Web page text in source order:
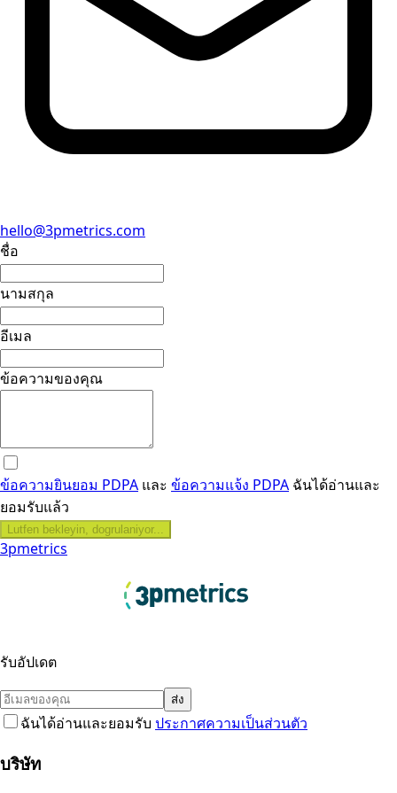
hello@3pmetrics.com
ชื่อ
นามสกุล
อีเมล
ข้อความของคุณ
ข้อความยินยอม PDPA และ ข้อความแจ้ง PDPA ฉันได้อ่านและ
ยอมรับแล้ว
Lutfen bekleyin, dogrulaniyor...
3pmetrics
รับอัปเดต
ส่ง
ฉันได้อ่านและยอมรับ ประกาศความเป็นส่วนตัว
บริษัท